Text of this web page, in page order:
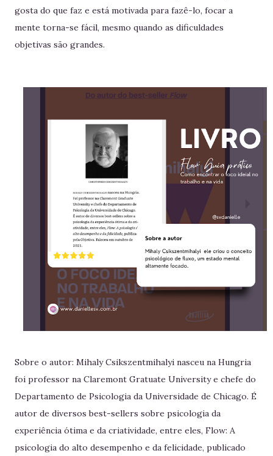
gosta do que faz e está motivada para fazê-lo, focar a
mente torna-se fácil, mesmo quando as dificuldades
objetivas são grandes.
Sobre o autor: Mihaly Csikszentmihalyi nasceu na Hungria
foi professor na Claremont Gratuate University e chefe do
Departamento de Psicologia da Universidade de Chicago. É
autor de diversos best-sellers sobre psicologia da
experiência ótima e da criatividade, entre eles, Flow: A
psicologia do alto desempenho e da felicidade, publicado